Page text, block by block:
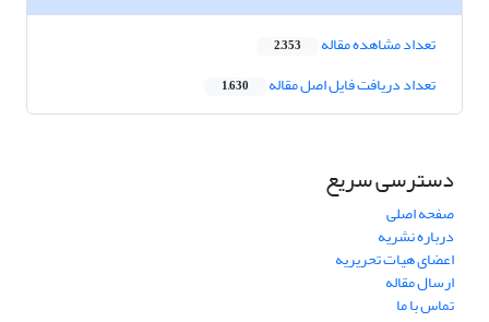
تعداد مشاهده مقاله 2,353
تعداد دریافت فایل اصل مقاله 1,630
دسترسی سریع
صفحه اصلی
درباره نشریه
اعضای هیات تحریریه
ارسال مقاله
تماس با ما